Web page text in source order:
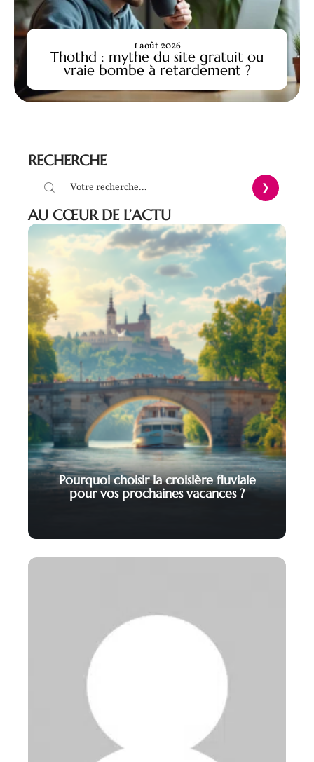
Thothd : mythe du site gratuit ou
vraie bombe à retardement ?
1 août 2026
RECHERCHE
AU CŒUR DE L’ACTU
Pourquoi choisir la croisière fluviale
pour vos prochaines vacances ?